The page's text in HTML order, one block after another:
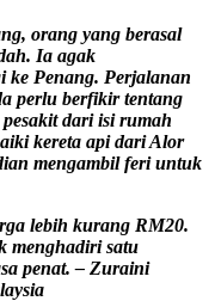
orang yang berasal
Ia agak
ke Penang. Perjalanan
perlu berfikir tentang
dari isi rumah
kereta api dari Alor
mengambil feri untuk
lebih kurang RM20.
menghadiri satu
penat.– Zuraini